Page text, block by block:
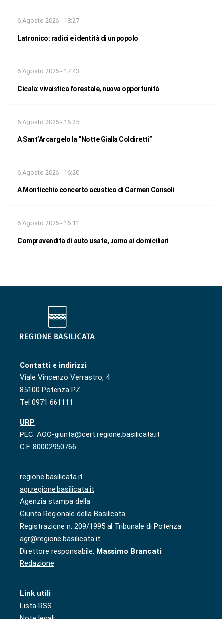
6 Agosto 2026 - 18:27
Latronico: radici e identità di un popolo
6 Agosto 2026 - 17:43
Cicala: vivaistica forestale, nuova opportunità
6 Agosto 2026 - 16:25
A Sant’Arcangelo la “Notte Gialla Coldiretti”
6 Agosto 2026 - 16:20
A Monticchio concerto acustico di Carmen Consoli
6 Agosto 2026 - 16:11
Compravendita di auto usate, uomo ai domiciliari
Contatti e indirizzi
Viale Vincenzo Verrastro, 4
85100 Potenza PZ
Tel 0971 661111
URP
PEC: AOO-giunta@cert.regione.basilicata.it
C.F. 80002950766
regione.basilicata.it
agr.regione.basilicata.it
Agenzia stampa della
Giunta Regionale della Basilicata
Registrazione n. 209/1995 al Tribunale di Potenza
agr@regione.basilicata.it
Direttore responsabile: Massimo Brancati
Redazione
Link utili
Lista RSS